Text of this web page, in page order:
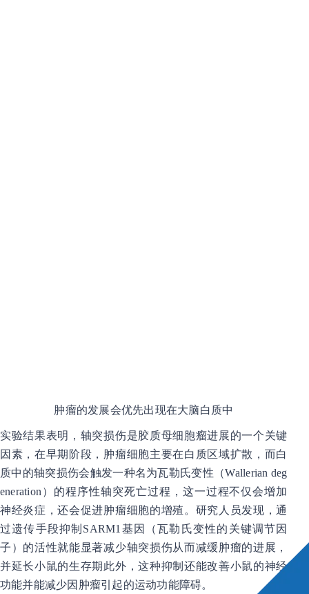
肿瘤的发展会优先出现在大脑白质中
实验结果表明，轴突损伤是胶质母细胞瘤进展的一个关键
因素，在早期阶段，肿瘤细胞主要在白质区域扩散，而白
质中的轴突损伤会触发一种名为瓦勒氏变性（Wallerian deg
eneration）的程序性轴突死亡过程，这一过程不仅会增加
神经炎症，还会促进肿瘤细胞的增殖。研究人员发现，通
过遗传手段抑制SARM1基因（瓦勒氏变性的关键调节因
子）的活性就能显著减少轴突损伤从而减缓肿瘤的进展，
并延长小鼠的生存期此外，这种抑制还能改善小鼠的神经
功能并能减少因肿瘤引起的运动功能障碍。